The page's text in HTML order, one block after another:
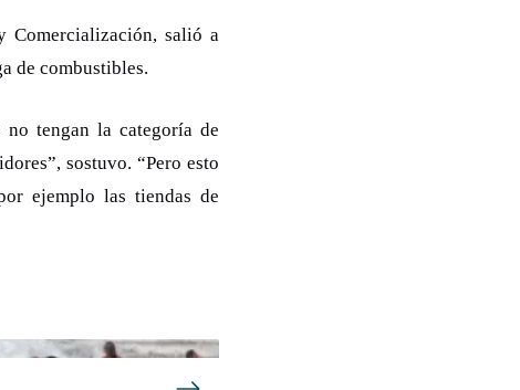
Comercialización, salió a
de combustibles.
tengan la categoría de
sostuvo. “Pero esto
ejemplo las tiendas de